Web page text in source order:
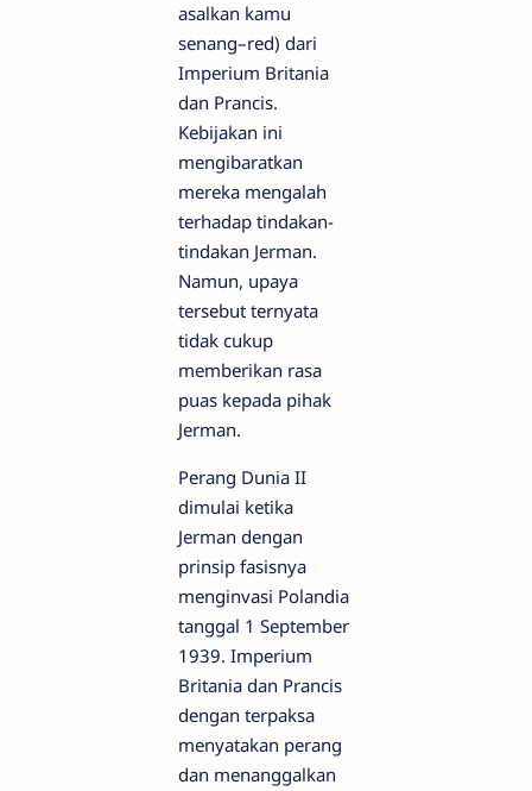
asalkan kamu
senang–red) dari
Imperium Britania
dan Prancis.
Kebijakan ini
mengibaratkan
mereka mengalah
terhadap tindakan-
tindakan Jerman.
Namun, upaya
tersebut ternyata
tidak cukup
memberikan rasa
puas kepada pihak
Jerman.
Perang Dunia II
dimulai ketika
Jerman dengan
prinsip fasisnya
menginvasi Polandia
tanggal 1 September
1939. Imperium
Britania dan Prancis
dengan terpaksa
menyatakan perang
dan menanggalkan